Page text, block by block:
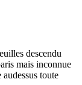
descendu
mais inconnue
toute